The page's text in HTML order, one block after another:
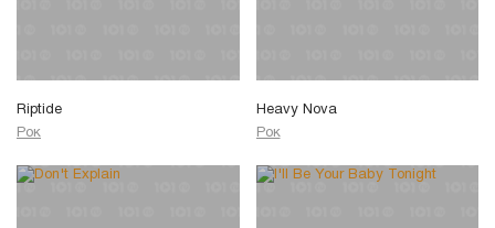
Riptide
Рок
Heavy Nova
Рок